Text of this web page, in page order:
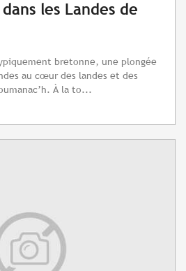
les Landes de
bretonne, une plongée
au cœur des landes et des
À la to...